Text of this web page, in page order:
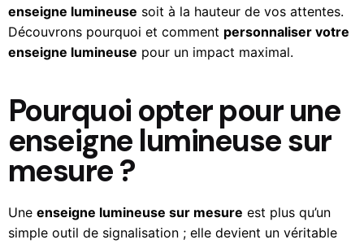
enseigne lumineuse soit à la hauteur de vos attentes.
Découvrons pourquoi et comment personnaliser votre
enseigne lumineuse pour un impact maximal.
Pourquoi opter pour une
enseigne lumineuse sur
mesure ?
Une enseigne lumineuse sur mesure est plus qu’un
simple outil de signalisation ; elle devient un véritable